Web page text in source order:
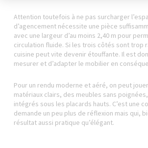
Attention toutefois à ne pas surcharger
d’agencement nécessite une pièce
avec une largeur d’au moins 2,40 m pour
circulation fluide. Si les trois côtés sont trop
cuisine peut vite devenir étouffante. Il est
mesurer et d’adapter le mobilier en
Pour un rendu moderne et aéré, on peut
matériaux clairs, des meubles sans
intégrés sous les placards hauts. C’est une
demande un peu plus de réflexion mais qui,
résultat aussi pratique qu’élégant.